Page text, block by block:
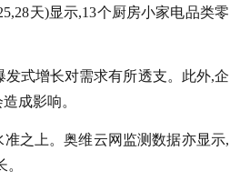
天)显示,13个厨房小家电品类零
式增长对需求有所透支。此外,企
成影响。
之上。奥维云网监测数据亦显示,